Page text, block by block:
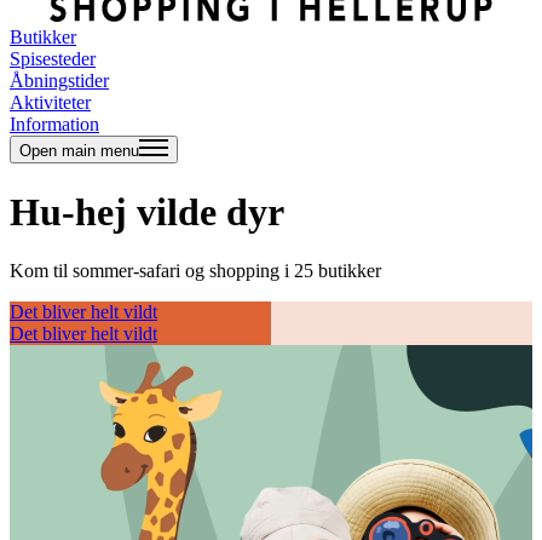
Butikker
Spisesteder
Åbningstider
Aktiviteter
Information
Open main menu
Hu-hej vilde dyr
Kom til sommer-safari og shopping i 25 butikker
Det bliver helt vildt
Det bliver helt vildt